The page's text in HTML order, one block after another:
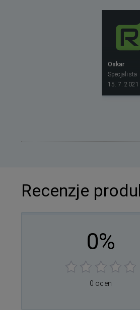
Oskar
Specjalista
15. 7. 2021
Recenzje
0%
0 ocen